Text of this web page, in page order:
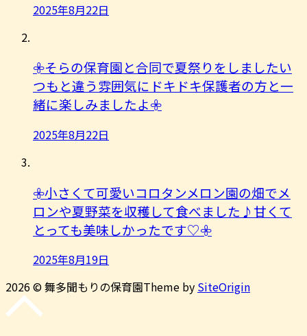
2025年8月22日
𖧷そらの保育園と合同で夏祭りをしましたい
つもと違う雰囲気にドキドキ保護者の方と一
緒に楽しみましたよ︎𖧷
2025年8月22日
𖧷小さくて可愛いコロタンメロン園の畑でメ
ロンや夏野菜を収穫して食べました♪甘くて
とっても美味しかったです♡𖧷
2025年8月19日
2026 © 舞多聞もりの保育園Theme by SiteOrigin
先
頭